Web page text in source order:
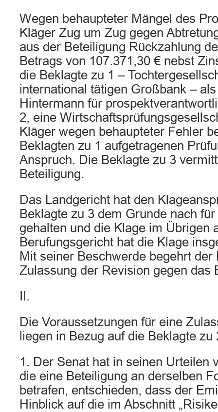
Wegen behaupteter Mängel des
Kläger Zug um Zug gegen
aus der Beteiligung Rückzahlung
Betrags von 107.371,30 € nebst
die Beklagte zu 1 –
international tätigen Großbank –
Hintermann für
2, eine
Kläger wegen behaupteter Fehler
Beklagten zu 1 aufgetragenen
Anspruch. Die Beklagte zu 3
Beteiligung.
Das Landgericht hat den
Beklagte zu 3 dem Grunde nach
gehalten und die Klage im Übrigen
Berufungsgericht hat die Klage
Mit seiner Beschwerde begehrt der
Zulassung der Revision gegen das
II.
Die Voraussetzungen für eine
liegen in Bezug auf die Beklagte zu
1. Der Senat hat in seinen Urteilen
die eine Beteiligung an derselben
betrafen, entschieden, dass der
Hinblick auf die im Abschnitt